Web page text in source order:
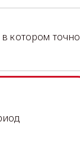
котором точно